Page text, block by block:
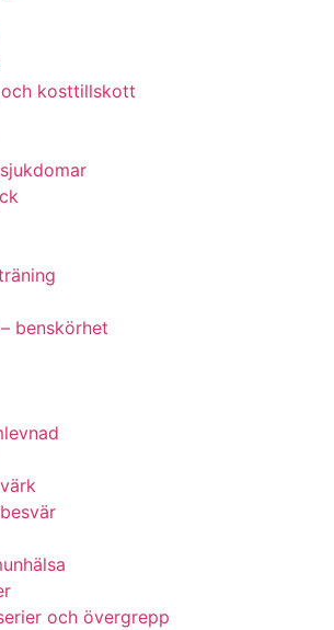
kosttillskott
benskörhet
och övergrepp